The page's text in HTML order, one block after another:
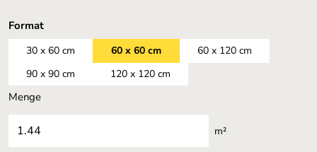
Formatauswählen
30 x 60 cm 60 x 60 cm
60 x 120 cm
90 x 90 cm
120 x 120 cm
Menge
m²